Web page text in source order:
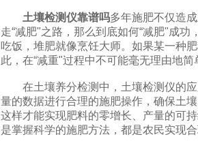
土壤检测仪靠谱吗多年施肥不仅造
走“减肥"之路，那么到底如何“减肥"成
吃饭，堆肥就像烹饪大师。如果某一种
此，在“减重"过程中不可能毫无理由地
在土壤养分检测中，土壤检测仪的应
量的数据进行合理的施肥操作，确保土
这样才能实现肥料的零增长、产量的可
是掌握科学的施肥方法，都是农民实现